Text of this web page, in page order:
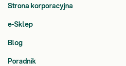
Strona korporacyjna
e-Sklep
Blog
Poradnik